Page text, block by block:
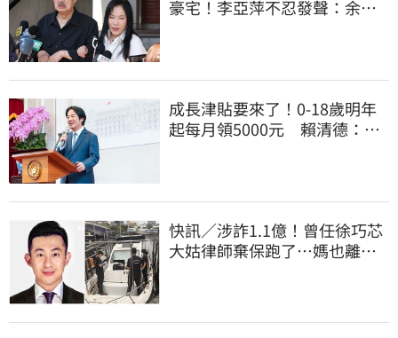
豪宅！李亞萍不忍發聲：余天
成長津貼要來了！0-18歲明年
起每月領5000元 賴清德：此
快訊／涉詐1.1億！曾任徐巧芯
大姑律師棄保跑了…媽也離